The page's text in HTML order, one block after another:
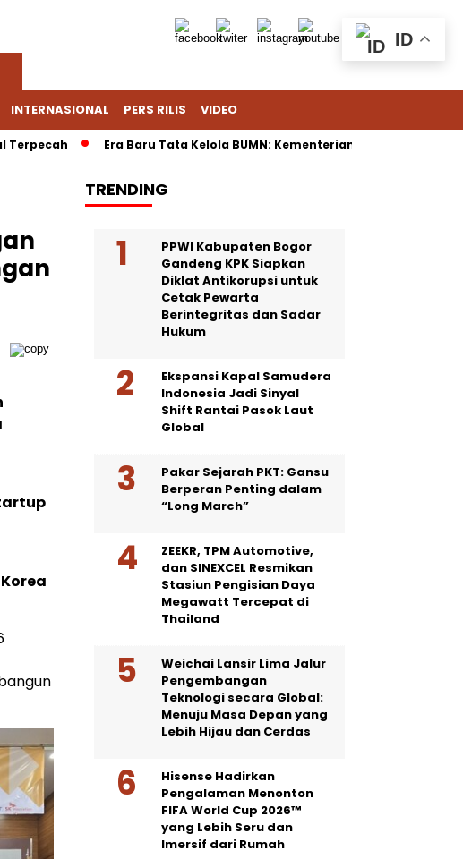
INTERNASIONAL PERS RILIS VIDEO
Era Baru Tata Kelola BUMN: Kementerian Fokus Regulasi,
TRENDING
PPWI Kabupaten Bogor
Gandeng KPK Siapkan
Diklat Antikorupsi untuk
Cetak Pewarta
Berintegritas dan Sadar
Hukum
Ekspansi Kapal Samudera
Indonesia Jadi Sinyal
Shift Rantai Pasok Laut
Global
Pakar Sejarah PKT: Gansu
Berperan Penting dalam
“Long March”
ZEEKR, TPM Automotive,
dan SINEXCEL Resmikan
Stasiun Pengisian Daya
Megawatt Tercepat di
Thailand
Weichai Lansir Lima Jalur
Pengembangan
Teknologi secara Global:
Menuju Masa Depan yang
Lebih Hijau dan Cerdas
Hisense Hadirkan
Pengalaman Menonton
FIFA World Cup 2026™
yang Lebih Seru dan
Imersif dari Rumah
ID